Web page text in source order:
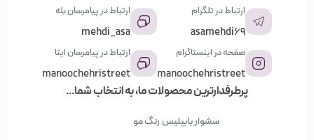
ارتباط در تلگرام
asamehdi69
صفحه در اینستاگرام
manoochehristreet
ارتباط در پیامرسان بله
mehdi_asa
ارتباط در پیامرسان ایتا
manoochehristreet
پرطرفدارترین محصولات ما، به انتخاب شما...
سشوار بابیلیس رنگ مو